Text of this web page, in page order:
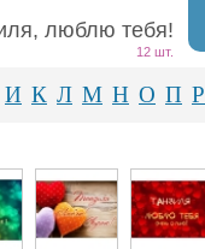
люблю тебя!
12 шт.
И К Л М Н О П Р